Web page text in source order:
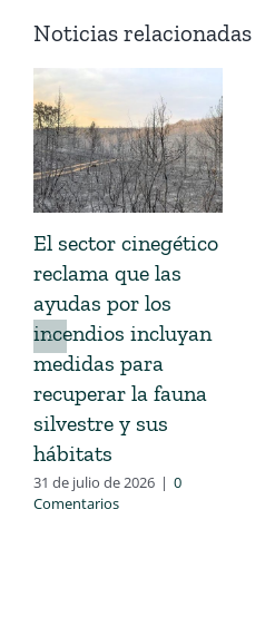
Noticias relacionadas
El sector cinegético
reclama que las
ayudas por los
incendios incluyan
medidas para
recuperar la fauna
silvestre y sus
hábitats
31 de julio de 2026 | 0
Comentarios